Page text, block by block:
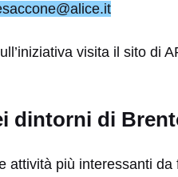
visita il sito di
dintorni di
attività più interessanti